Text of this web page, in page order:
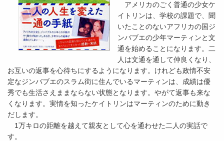
アメリカのごく普通の少女ケ
イトリンは、学校の課題で、聞
いたことのないアフリカの国ジ
ンバブエの少年マーティンと文
通を始めることになります。二
人は文通を通して仲良くなり、
お互いの返事を心待ちにするようになります。けれども政情不安
定なジンバブエのスラム街に住んでいるマーティンは、成績は優
秀でも生活さえままならない状態となります。やがて返事も来な
くなります。実情を知ったケイトリンはマーティンのために動き
だします。
1万キロの距離を越えて親友として心を通わせた二人の実話で
す。